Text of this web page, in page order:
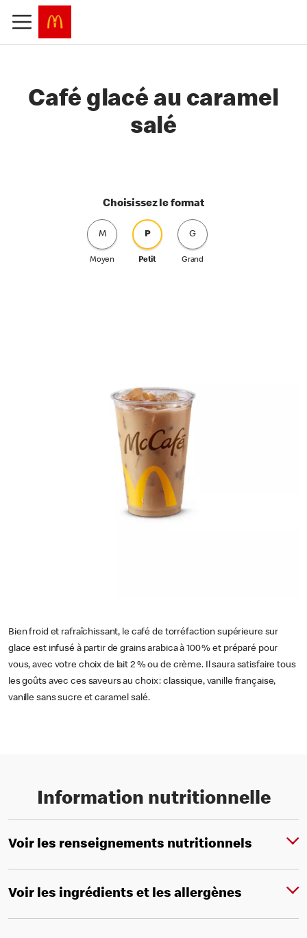
Café glacé au caramel
salé
Choisissez le format
M
Moyen
P
Petit
G
Grand
Bien froid et rafraîchissant, le café de torréfaction supérieure sur
glace est infusé à partir de grains arabica à 100 % et préparé pour
vous, avec votre choix de lait 2 % ou de crème. Il saura satisfaire tous
les goûts avec ces saveurs au choix : classique, vanille française,
vanille sans sucre et caramel salé.
Information nutritionnelle
Voir les renseignements nutritionnels
Voir les ingrédients et les allergènes